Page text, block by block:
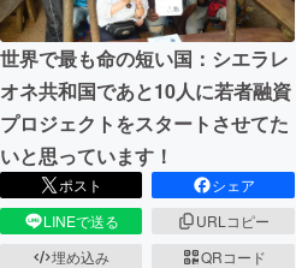
ビジネス・起業
まちづくり・地域活性化
CAMPFIRE for Social Good
CAMPFIREふるさと納税
世界で最も命の短い国：シエラレ
オネ共和国であと10人に若者融資
プロジェクトをスタートさせてた
いと思っています！
ポスト
シェア
LINEで送る
URLコピー
埋め込み
QRコード